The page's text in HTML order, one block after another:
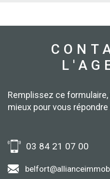
Remplissez ce
mieux pour vous
03 84 21 07 00